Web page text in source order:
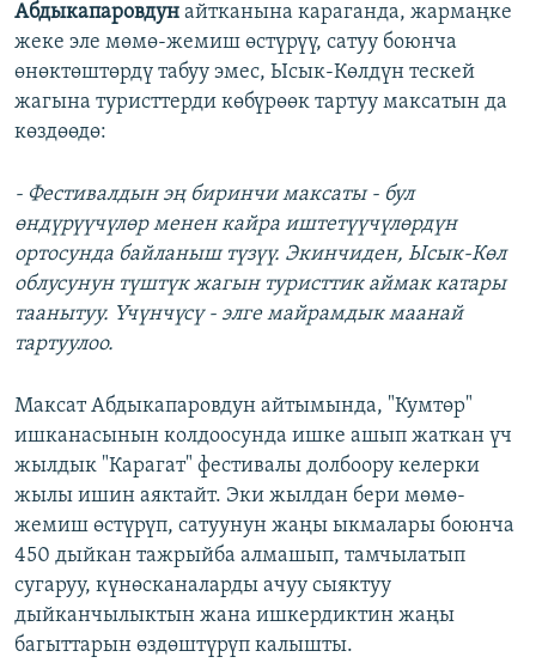
Абдыкапаровдун айтканына караганда, жармаңке
жеке эле мөмө-жемиш өстүрүү, сатуу боюнча
өнөктөштөрдү табуу эмес, Ысык-Көлдүн тескей
жагына туристтерди көбүрөөк тартуу максатын да
көздөөдө:
- Фестивалдын эң биринчи максаты - бул
өндүрүүчүлөр менен кайра иштетүүчүлөрдүн
ортосунда байланыш түзүү. Экинчиден, Ысык-Көл
облусунун түштүк жагын туристтик аймак катары
таанытуу. Үчүнчүсү - элге майрамдык маанай
тартуулоо.
Максат Абдыкапаровдун айтымында, "Кумтөр"
ишканасынын колдоосунда ишке ашып жаткан үч
жылдык "Карагат" фестивалы долбоору келерки
жылы ишин аяктайт. Эки жылдан бери мөмө-
жемиш өстүрүп, сатуунун жаңы ыкмалары боюнча
450 дыйкан тажрыйба алмашып, тамчылатып
сугаруу, күнөсканаларды ачуу сыяктуу
дыйканчылыктын жана ишкердиктин жаңы
багыттарын өздөштүрүп калышты.